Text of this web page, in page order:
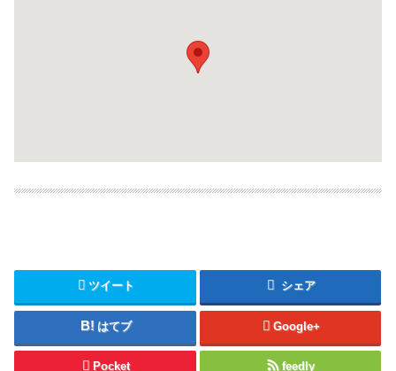
ツイート シェア
はてブ Google+
Pocket feedly